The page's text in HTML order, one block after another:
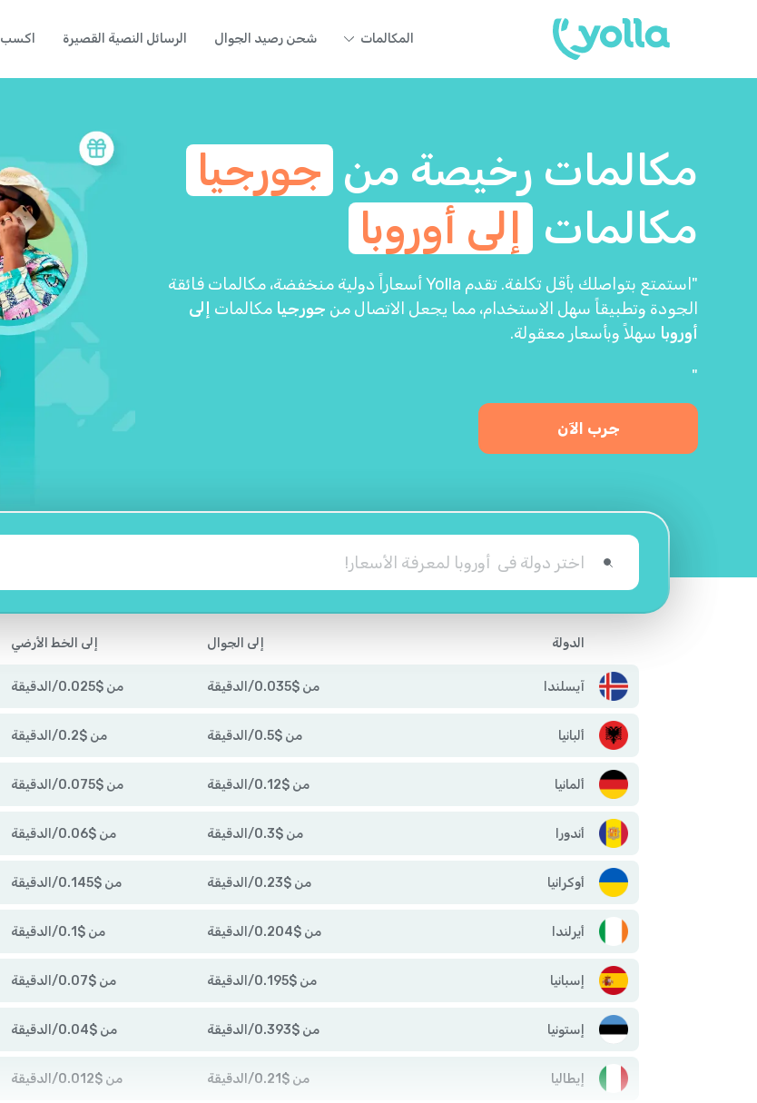
المكالمات شحن رصيد الجوال الرسائل النصية القصيرة اكسب
مكالمات رخيصة من جورجيا
مكالمات إلى أوروبا
"استمتع بتواصلك بأقل تكلفة. تقدم Yolla أسعاراً دولية منخفضة، مكالمات فائقة
الجودة وتطبيقاً سهل الاستخدام، مما يجعل الاتصال من جورجيا مكالمات إلى
أوروبا سهلاً وبأسعار معقولة.
"
جرب الآن
الدولة إلى الجوال إلى الخط الأرضي
آيسلندا من $
0.035
/ الدقيقة من $
0.025
/ الدقيقة
ألبانيا من $
0.5
/ الدقيقة من $
0.2
/ الدقيقة
ألمانيا من $
0.12
/ الدقيقة من $
0.075
/ الدقيقة
أندورا من $
0.3
/ الدقيقة من $
0.06
/ الدقيقة
أوكرانيا من $
0.23
/ الدقيقة من $
0.145
/ الدقيقة
أيرلندا من $
0.204
/ الدقيقة من $
0.1
/ الدقيقة
إسبانيا من $
0.195
/ الدقيقة من $
0.07
/ الدقيقة
إستونيا من $
0.393
/ الدقيقة من $
0.04
/ الدقيقة
إيطاليا من $
0.21
/ الدقيقة من $
0.012
/ الدقيقة